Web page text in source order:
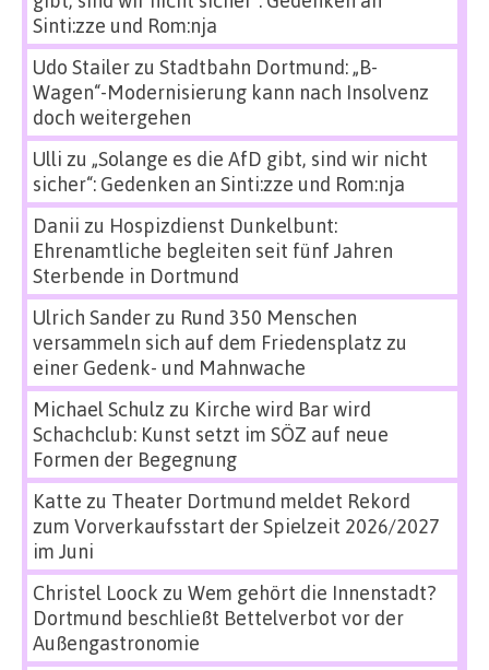
Sinti:zze und Rom:nja
Udo Stailerzu Stadtbahn Dortmund: „B-
Wagen“-Modernisierung kann nach Insolvenz
doch weitergehen
Ulli zu „Solange es die AfD gibt, sind wir nicht
sicher“: Gedenken an Sinti:zze und Rom:nja
Danii zu Hospizdienst Dunkelbunt:
Ehrenamtliche begleiten seit fünf Jahren
Sterbende in Dortmund
Ulrich Sanderzu Rund 350 Menschen
versammeln sich auf dem Friedensplatz zu
einer Gedenk- und Mahnwache
Michael Schulz zu Kirche wird Bar wird
Schachclub: Kunst setzt im SÖZ auf neue
Formen der Begegnung
Katte zu Theater Dortmund meldet Rekord
zum Vorverkaufsstart der Spielzeit 2026/2027
im Juni
Christel Loock zu Wem gehört die Innenstadt?
Dortmund beschließt Bettelverbot vor der
Außengastronomie